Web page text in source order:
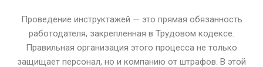
Проведение инструктажей — это прямая обязанность
работодателя, закрепленная в Трудовом кодексе.
Правильная организация этого процесса не только
защищает персонал, но и компанию от штрафов. В этой